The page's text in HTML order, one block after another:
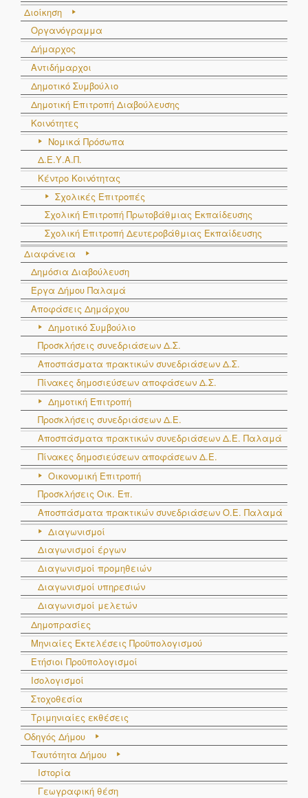
Διοίκηση
Οργανόγραμμα
Δήμαρχος
Αντιδήμαρχοι
Δημοτικό Συμβούλιο
Δημοτική Επιτροπή Διαβούλευσης
Κοινότητες
Νομικά Πρόσωπα
Δ.Ε.Υ.Α.Π.
Κέντρο Κοινότητας
Σχολικές Επιτροπές
Σχολική Επιτροπή Πρωτοβάθμιας Εκπαίδευσης
Σχολική Επιτροπή Δευτεροβάθμιας Εκπαίδευσης
Διαφάνεια
Δημόσια Διαβούλευση
Έργα Δήμου Παλαμά
Αποφάσεις Δημάρχου
Δημοτικό Συμβούλιο
Προσκλήσεις συνεδριάσεων Δ.Σ.
Αποσπάσματα πρακτικών συνεδριάσεων Δ.Σ.
Πίνακες δημοσιεύσεων αποφάσεων Δ.Σ.
Δημοτική Επιτροπή
Προσκλήσεις συνεδριάσεων Δ.Ε.
Αποσπάσματα πρακτικών συνεδριάσεων Δ.E. Παλαμά
Πίνακες δημοσιεύσεων αποφάσεων Δ.Ε.
Οικονομική Επιτροπή
Προσκλήσεις Οικ. Επ.
Αποσπάσματα πρακτικών συνεδριάσεων Ο.E. Παλαμά
Διαγωνισμοί
Διαγωνισμοί έργων
Διαγωνισμοί προμηθειών
Διαγωνισμοί υπηρεσιών
Διαγωνισμοί μελετών
Δημοπρασίες
Μηνιαίες Εκτελέσεις Προϋπολογισμού
Ετήσιοι Προϋπολογισμοί
Ισολογισμοί
Στοχοθεσία
Τριμηνιαίες εκθέσεις
Οδηγός Δήμου
Ταυτότητα Δήμου
Ιστορία
Γεωγραφική θέση